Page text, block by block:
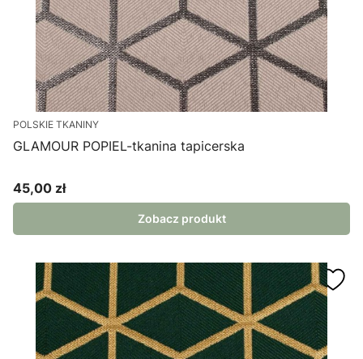
POLSKIE TKANINY
GLAMOUR POPIEL-tkanina tapicerska
Cena
45,00 zł
Zobacz produkt